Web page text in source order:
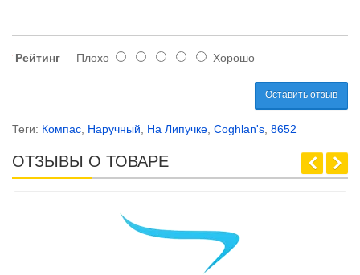
Рейтинг Плохо Хорошо
Оставить отзыв
Теги: Компас Наручный На Липучке Coghlan's 8652
ОТЗЫВЫ О ТОВАРЕ